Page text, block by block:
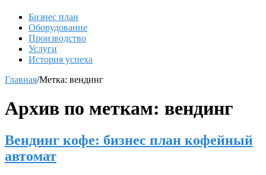
Бизнес план
Оборудование
Производство
Услуги
История успеха
Главная/Метка: вендинг
Архив по меткам: вендинг
Вендинг кофе: бизнес план кофейный
автомат